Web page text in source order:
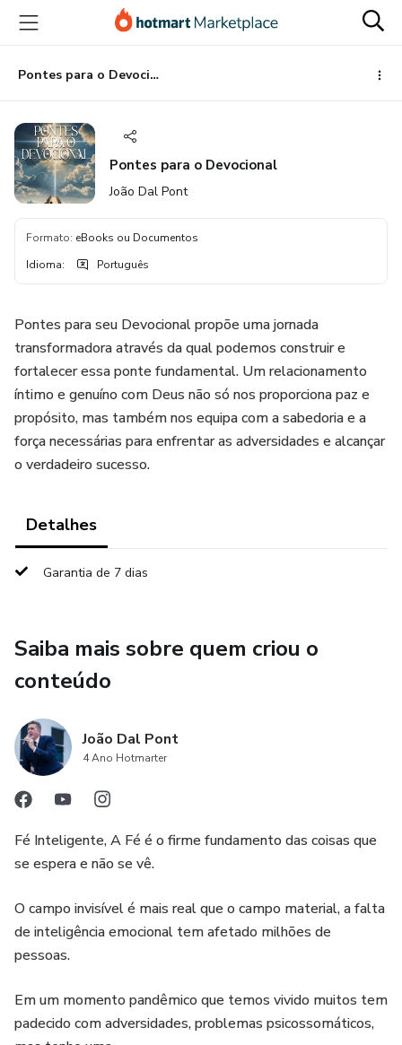
para
conteúdo
principal
para
pagamento
para
rodapé
Pontes para o Devocional
Pontes para o Devocional
João Dal Pont
Formato: eBooks ou Documentos
Idioma: Português
Pontes para seu Devocional propõe uma jornada
transformadora através da qual podemos construir e
fortalecer essa ponte fundamental. Um relacionamento
íntimo e genuíno com Deus não só nos proporciona paz e
propósito, mas também nos equipa com a sabedoria e a
força necessárias para enfrentar as adversidades e alcançar
o verdadeiro sucesso.
Detalhes
Garantia de 7 dias
Saiba mais sobre quem criou o
conteúdo
João Dal Pont
4 Ano Hotmarter
Fé Inteligente, A Fé é o firme fundamento das coisas que
se espera e não se vê.
O campo invisível é mais real que o campo material, a falta
de inteligência emocional tem afetado milhões de
pessoas.
Em um momento pandêmico que temos vivido muitos tem
padecido com adversidades, problemas psicossomáticos,